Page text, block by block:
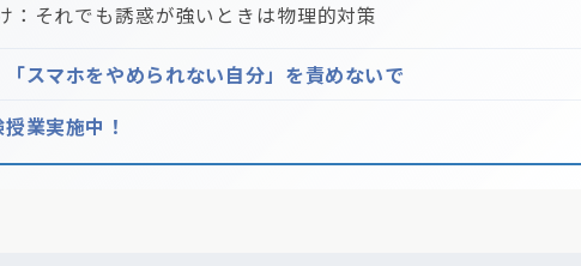
：それでも誘惑が強いときは物理的対策
スマホをやめられない自分」を責めないで
業実施中！